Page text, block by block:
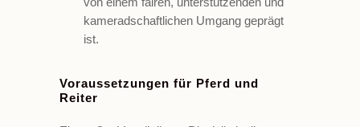
kameradschaftlichen Umgang geprägt
ist.
Voraussetzungen für Pferd und
Reiter